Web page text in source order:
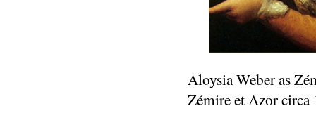
Aloysia Weber as
Zémire et Azor circa